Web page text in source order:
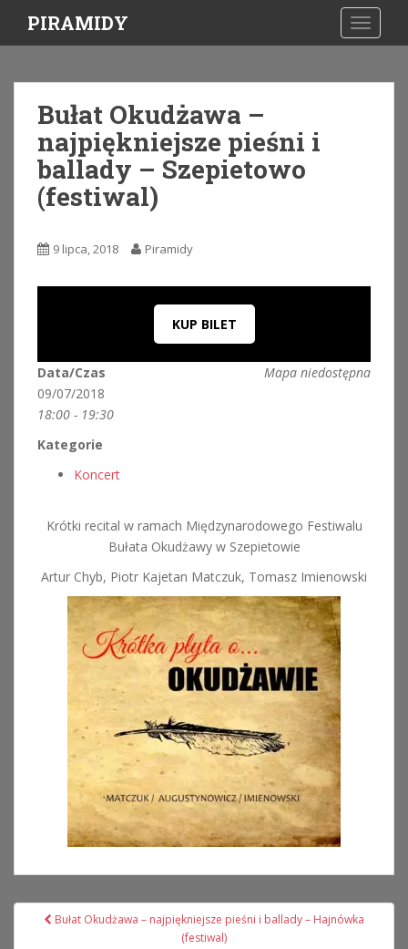
i
PIRAMIDY
Bułat Okudżawa –
najpiękniejsze pieśni i
ballady – Szepietowo
(festiwal)
9 lipca, 2018 Piramidy
KUP BILET
Mapa niedostępna
Data/Czas
09/07/2018
18:00 - 19:30
Kategorie
Koncert
Krótki recital w ramach Międzynarodowego Festiwalu
Bułata Okudżawy w Szepietowie
Artur Chyb, Piotr Kajetan Matczuk, Tomasz Imienowski
Nawigacja
Bułat Okudżawa – najpiękniejsze pieśni i ballady – Hajnówka
(festiwal)